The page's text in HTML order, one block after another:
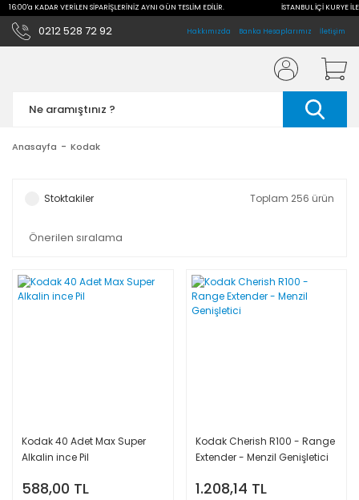
16:00'a KADAR VERİLEN SİPARİŞLERİNİZ AYNI GÜN TESLİM EDİLİR. İSTANBUL İÇİ KURYE
0212 528 72 92 Hakkımızda Banka Hesaplarımız İletişim
Anasayfa Kodak
Stoktakiler Toplam 256 ürün
Kodak 40 Adet Max Super
Alkalin ince Pil
588,00 TL
Kodak Cherish R100 - Range
Extender - Menzil Genişletici
1.208,14 TL